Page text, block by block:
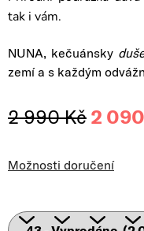
tak i vám.
NUNA, kečuánsky
zemí a s každým
2 990 Kč 2
Možnosti doručení